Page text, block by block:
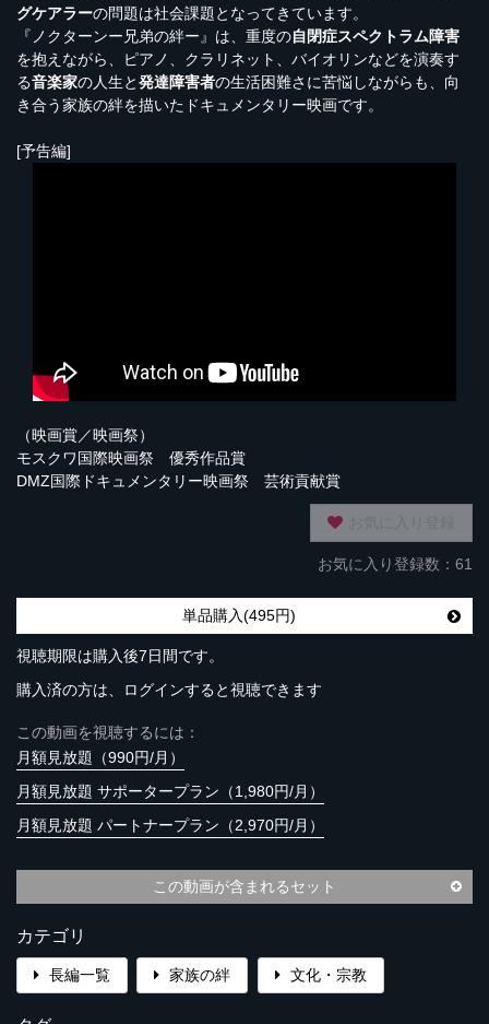
グケアラーの問題は社会課題となってきています。
『ノクターンー兄弟の絆ー』は、重度の自閉症スペクトラム障害
を抱えながら、ピアノ、クラリネット、バイオリンなどを演奏す
る音楽家の人生と発達障害者の生活困難さに苦悩しながらも、向
き合う家族の絆を描いたドキュメンタリー映画です。
[予告編]
（映画賞／映画祭）
モスクワ国際映画祭 優秀作品賞
DMZ国際ドキュメンタリー映画祭 芸術貢献賞
お気に入り登録数：61
単品購入(495円)
視聴期限は購入後7日間です。
購入済の方は、ログインすると視聴できます
この動画を視聴するには：
月額見放題（990円/月）
月額見放題 サポータープラン（1,980円/月）
月額見放題 パートナープラン（2,970円/月）
この動画が含まれるセット
カテゴリ
長編一覧 家族の絆 文化・宗教